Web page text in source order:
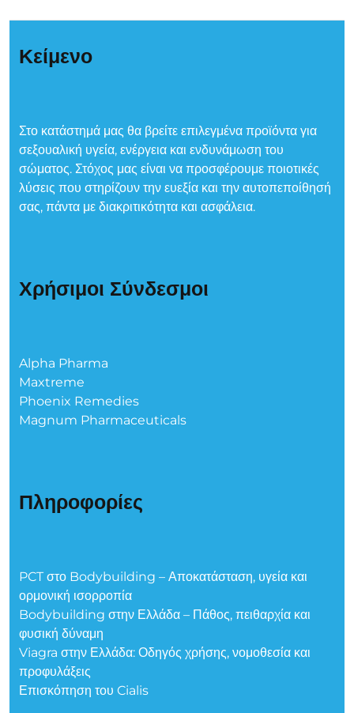
Κείμενο
Στο κατάστημά μας θα βρείτε επιλεγμένα προϊόντα για
σεξουαλική υγεία, ενέργεια και ενδυνάμωση του
σώματος. Στόχος μας είναι να προσφέρουμε ποιοτικές
λύσεις που στηρίζουν την ευεξία και την αυτοπεποίθησή
σας, πάντα με διακριτικότητα και ασφάλεια.
Χρήσιμοι Σύνδεσμοι
Alpha Pharma
Maxtreme
Phoenix Remedies
Magnum Pharmaceuticals
Πληροφορίες
PCT στο Bodybuilding – Αποκατάσταση, υγεία και
ορμονική ισορροπία
Bodybuilding στην Ελλάδα – Πάθος, πειθαρχία και
φυσική δύναμη
Viagra στην Ελλάδα: Οδηγός χρήσης, νομοθεσία και
προφυλάξεις
Επισκόπηση του Cialis